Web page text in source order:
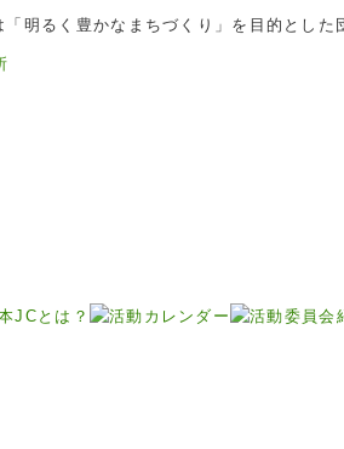
「明るく豊かなまちづくり」を目的とした